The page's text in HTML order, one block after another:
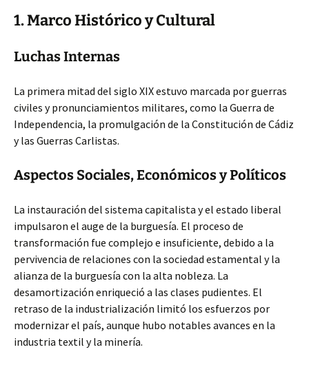
1. Marco Histórico y Cultural
Luchas Internas
La primera mitad del siglo XIX estuvo marcada por guerras
civiles y pronunciamientos militares, como la Guerra de
Independencia, la promulgación de la Constitución de Cádiz
y las Guerras Carlistas.
Aspectos Sociales, Económicos y Políticos
La instauración del sistema capitalista y el estado liberal
impulsaron el auge de la burguesía. El proceso de
transformación fue complejo e insuficiente, debido a la
pervivencia de relaciones con la sociedad estamental y la
alianza de la burguesía con la alta nobleza. La
desamortización enriqueció a las clases pudientes. El
retraso de la industrialización limitó los esfuerzos por
modernizar el país, aunque hubo notables avances en la
industria textil y la minería.